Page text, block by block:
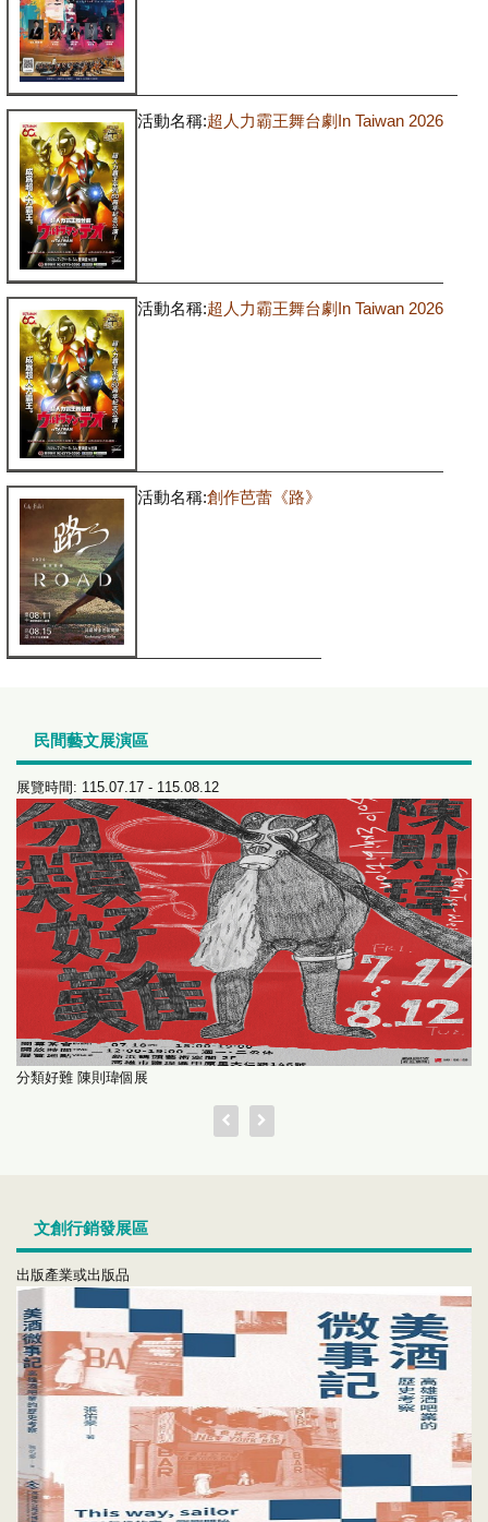
活動名稱:超人力霸王舞台劇In Taiwan 2026
活動名稱:超人力霸王舞台劇In Taiwan 2026
活動名稱:創作芭蕾《路》
民間藝文展演區
展覽時間: 115.07.17 - 115.08.12
分類好難 陳則瑋個展
文創行銷發展區
出版產業或出版品